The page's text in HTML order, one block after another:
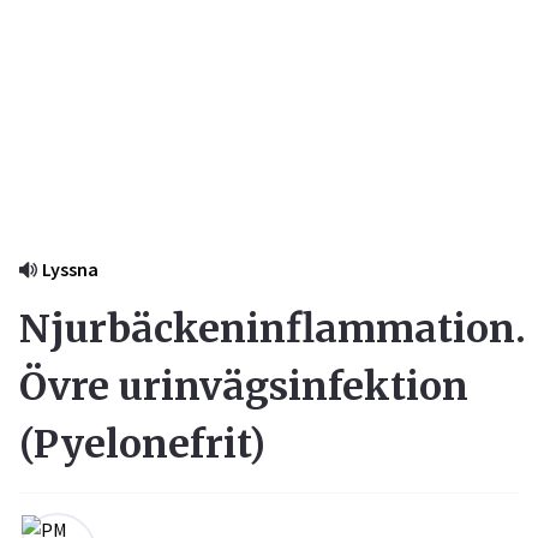
Lyssna
Njurbäckeninflammation.
Övre urinvägsinfektion
(Pyelonefrit)